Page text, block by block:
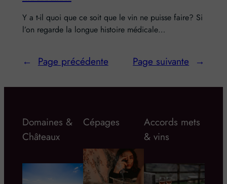
Y a t-il quoi que ce soit que le vin ne puisse faire? Si
l’on regarde la longue histoire médicale…
← Page précédente Page suivante →
Domaines &
Châteaux
Cépages
Accords mets
& vins